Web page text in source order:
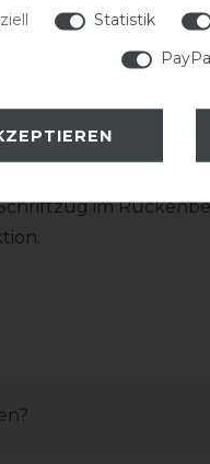
zusätzlich eine
abzuleiten. So
feminine Silhouette.
im
Statistik